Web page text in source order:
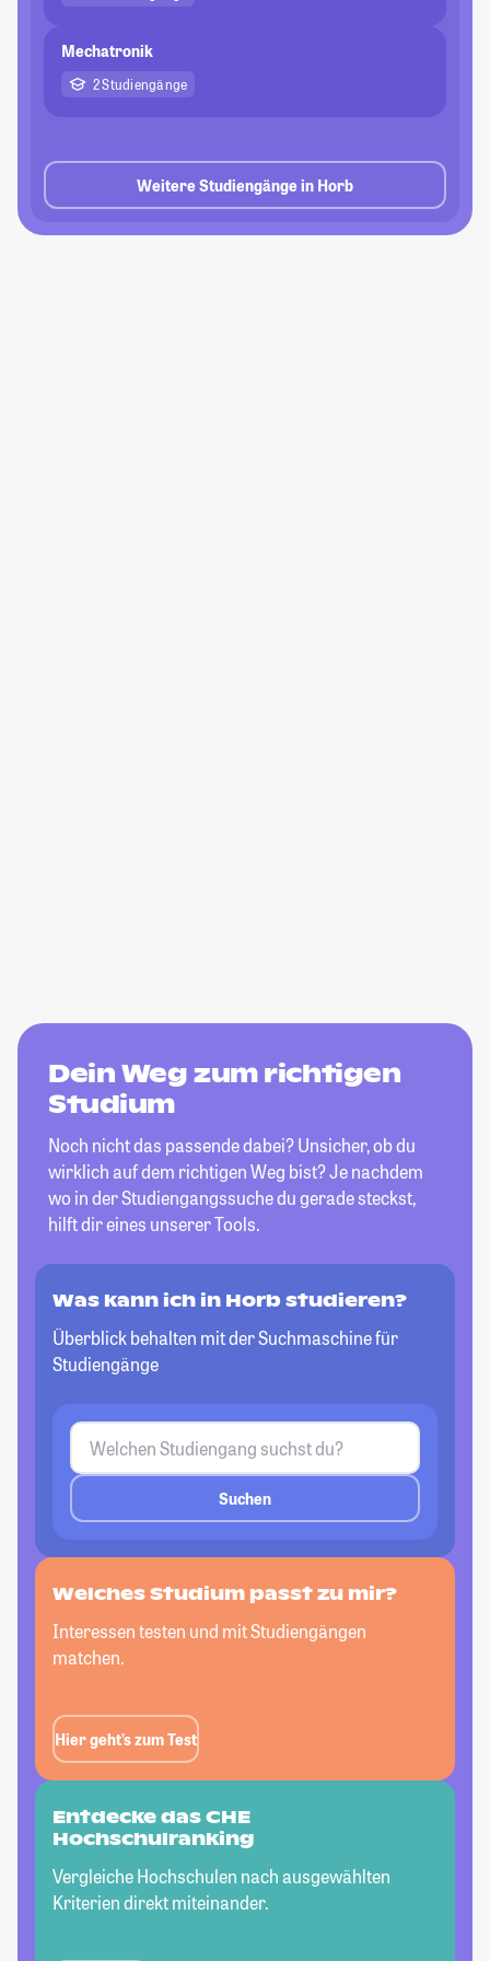
Mechatronik
2 Studiengänge
Weitere Studiengänge in Horb
Dein Weg zum richtigen
Studium
Noch nicht das passende dabei? Unsicher, ob du
wirklich auf dem richtigen Weg bist? Je nachdem
wo in der Studiengangssuche du gerade steckst,
hilft dir eines unserer Tools.
Was kann ich in Horb studieren?
Überblick behalten mit der Suchmaschine für
Studiengänge
Suchen
Welches Studium passtzu mir?
Interessen testen und mit Studiengängen
matchen.
Hier geht’s zum Test
Entdecke das CHE
Hochschulranking
Vergleiche Hochschulen nach ausgewählten
Kriterien direkt miteinander.